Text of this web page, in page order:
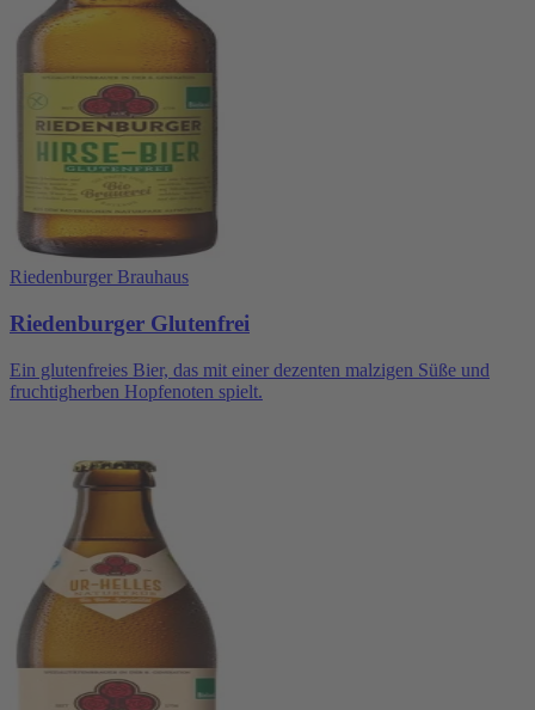
Riedenburger Brauhaus
Riedenburger Glutenfrei
Ein glutenfreies Bier, das mit einer dezenten malzigen Süße und
fruchtigherben Hopfenoten spielt.